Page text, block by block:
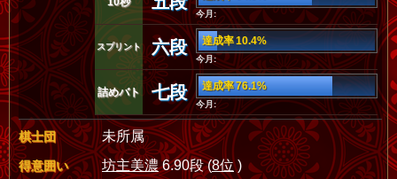
今月:
スプリント 六段 達成率 10.4%
今月:
詰めバト 七段 達成率 76.1%
今月:
棋士団 未所属
得意囲い 坊主美濃6.90段 (8位)